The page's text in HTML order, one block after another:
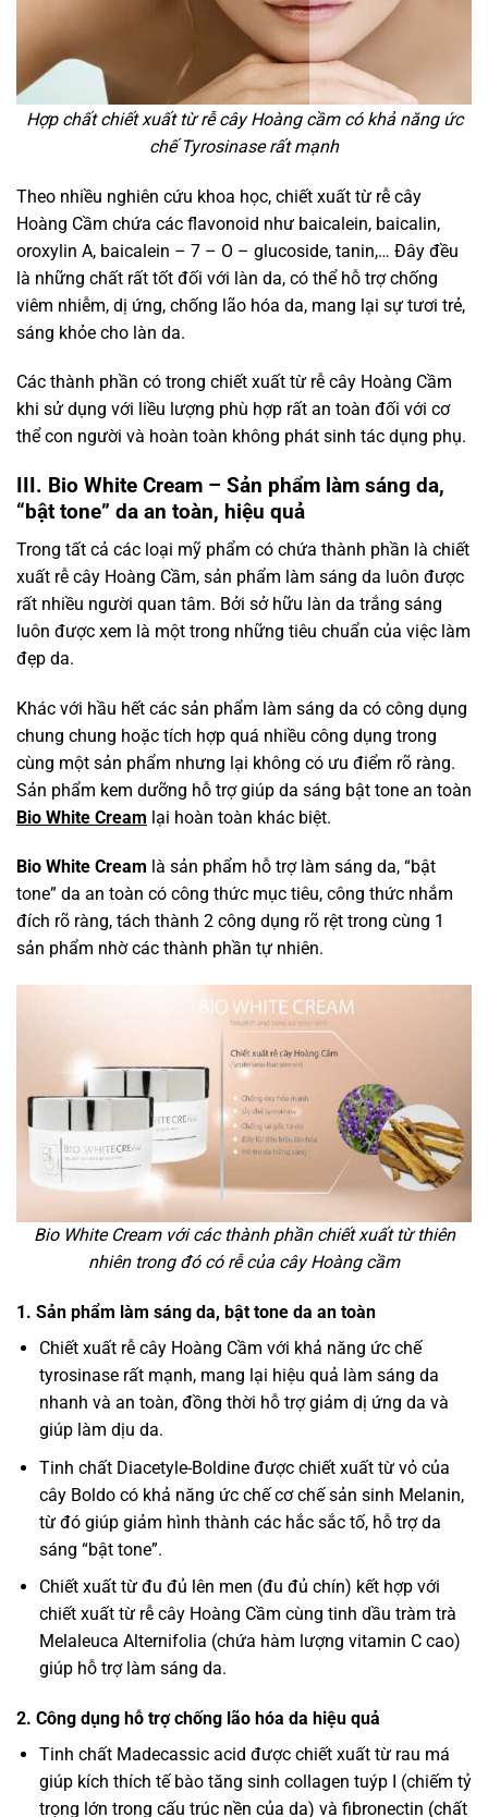
Hợp chất chiết xuất từ rễ cây Hoàng cầm có khả năng ức
chế Tyrosinase rất mạnh
Theo nhiều nghiên cứu khoa học, chiết xuất từ rễ cây
Hoàng Cầm chứa các flavonoid như baicalein, baicalin,
oroxylin A, baicalein – 7 – O – glucoside, tanin,… Đây đều
là những chất rất tốt đối với làn da, có thể hỗ trợ chống
viêm nhiễm, dị ứng, chống lão hóa da, mang lại sự tươi trẻ,
sáng khỏe cho làn da.
Các thành phần có trong chiết xuất từ rễ cây Hoàng Cầm
khi sử dụng với liều lượng phù hợp rất an toàn đối với cơ
thể con người và hoàn toàn không phát sinh tác dụng phụ.
III. Bio White Cream – Sản phẩm làm sáng da,
“bật tone” da an toàn, hiệu quả
Trong tất cả các loại mỹ phẩm có chứa thành phần là chiết
xuất rễ cây Hoàng Cầm, sản phẩm làm sáng da luôn được
rất nhiều người quan tâm. Bởi sở hữu làn da trắng sáng
luôn được xem là một trong những tiêu chuẩn của việc làm
đẹp da.
Khác với hầu hết các sản phẩm làm sáng da có công dụng
chung chung hoặc tích hợp quá nhiều công dụng trong
cùng một sản phẩm nhưng lại không có ưu điểm rõ ràng.
Sản phẩm kem dưỡng hỗ trợ giúp da sáng bật tone an toàn
Bio White Cream lại hoàn toàn khác biệt.
Bio White Cream là sản phẩm hỗ trợ làm sáng da, “bật
tone” da an toàn có công thức mục tiêu, công thức nhắm
đích rõ ràng, tách thành 2 công dụng rõ rệt trong cùng 1
sản phẩm nhờ các thành phần tự nhiên.
Bio White Cream với các thành phần chiết xuất từ thiên
nhiên trong đó có rễ của cây Hoàng cầm
1. Sản phẩm làm sáng da, bật tone da an toàn
Chiết xuất rễ cây Hoàng Cầm với khả năng ức chế
tyrosinase rất mạnh, mang lại hiệu quả làm sáng da
nhanh và an toàn, đồng thời hỗ trợ giảm dị ứng da và
giúp làm dịu da.
Tinh chất Diacetyle-Boldine được chiết xuất từ vỏ của
cây Boldo có khả năng ức chế cơ chế sản sinh Melanin,
từ đó giúp giảm hình thành các hắc sắc tố, hỗ trợ da
sáng “bật tone”.
Chiết xuất từ đu đủ lên men (đu đủ chín) kết hợp với
chiết xuất từ rễ cây Hoàng Cầm cùng tinh dầu tràm trà
Melaleuca Alternifolia (chứa hàm lượng vitamin C cao)
giúp hỗ trợ làm sáng da.
2. Công dụng hỗ trợ chống lão hóa da hiệu quả
Tinh chất Madecassic acid được chiết xuất từ rau má
giúp kích thích tế bào tăng sinh collagen tuýp I (chiếm tỷ
trọng lớn trong cấu trúc nền của da) và fibronectin (chất